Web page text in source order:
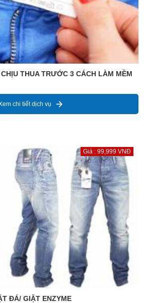
THUA TRƯỚC 3 CÁCH LÀM MỀM
chi tiết dịch vụ
Giá : 99,999 VNĐ
ĐÁ/ GIẶT ENZYME